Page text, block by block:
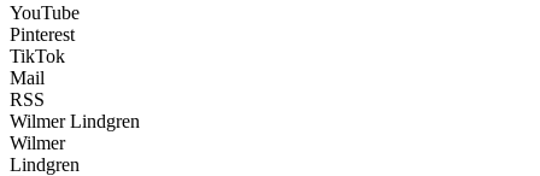
YouTube
Pinterest
TikTok
Mail
RSS
Wilmer Lindgren
Wilmer
Lindgren